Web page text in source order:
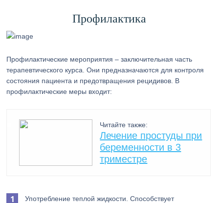
Профилактика
Профилактические мероприятия – заключительная часть
терапевтического курса. Они предназначаются для контроля
состояния пациента и предотвращения рецидивов. В
профилактические меры входит:
Читайте также:
Лечение простуды при
беременности в 3
триместре
Употребление теплой жидкости. Способствует